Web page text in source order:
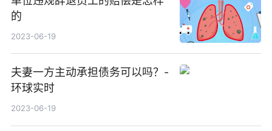
的
2023-06-19
夫妻一方主动承担债务可以吗？-
环球实时
2023-06-19